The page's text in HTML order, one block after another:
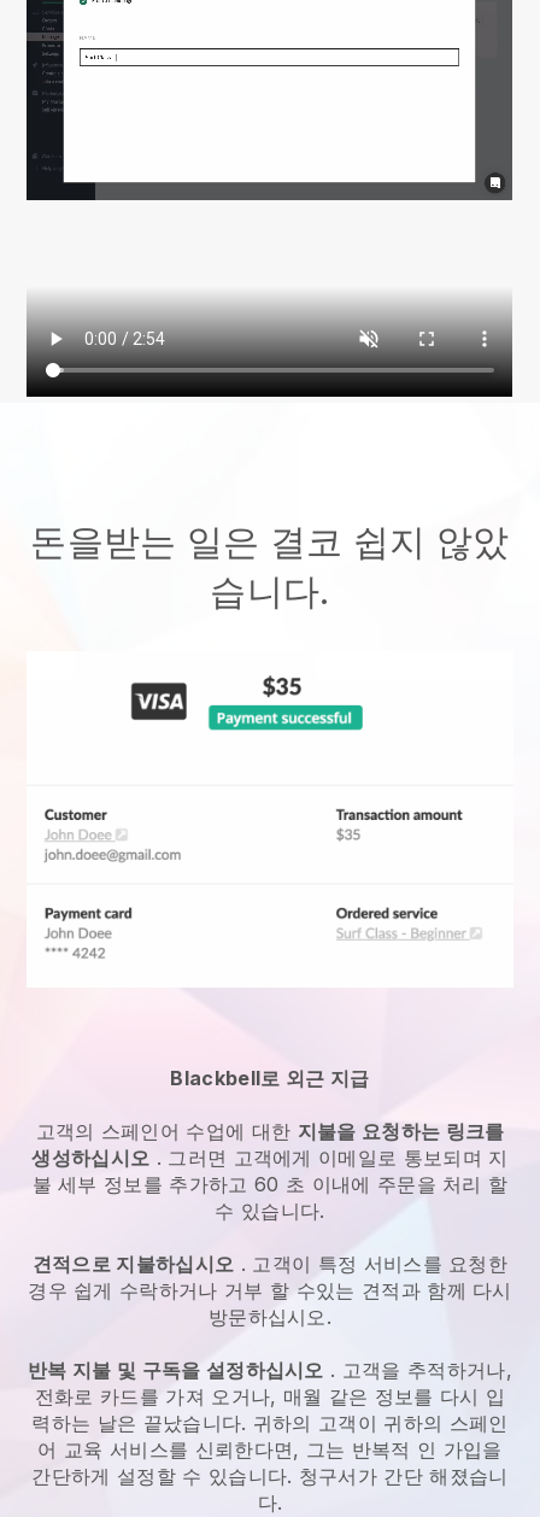
돈을받는 일은 결코 쉽지 않았
습니다.
Blackbell로 외근 지급
고객의 스페인어 수업에 대한 지불을 요청하는 링크를
생성하십시오 . 그러면 고객에게 이메일로 통보되며 지
불 세부 정보를 추가하고 60 초 이내에 주문을 처리 할
수 있습니다.
견적으로 지불하십시오 . 고객이 특정 서비스를 요청한
경우 쉽게 수락하거나 거부 할 수있는 견적과 함께 다시
방문하십시오.
반복 지불 및 구독을 설정하십시오 . 고객을 추적하거나,
전화로 카드를 가져 오거나, 매월 같은 정보를 다시 입
력하는 날은 끝났습니다. 귀하의 고객이 귀하의 스페인
어 교육 서비스를 신뢰한다면, 그는 반복적 인 가입을
간단하게 설정할 수 있습니다. 청구서가 간단 해졌습니
다.